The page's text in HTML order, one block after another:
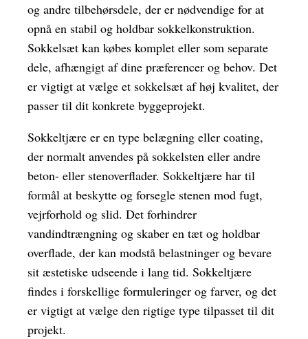
og andre tilbehørsdele, der er nødvendige for at
opnå en stabil og holdbar sokkelkonstruktion.
Sokkelsæt kan købes komplet eller som separate
dele, afhængigt af dine præferencer og behov. Det
er vigtigt at vælge et sokkelsæt af høj kvalitet, der
passer til dit konkrete byggeprojekt.
Sokkeltjære er en type belægning eller coating,
der normalt anvendes på sokkelsten eller andre
beton- eller stenoverflader. Sokkeltjære har til
formål at beskytte og forsegle stenen mod fugt,
vejrforhold og slid. Det forhindrer
vandindtrængning og skaber en tæt og holdbar
overflade, der kan modstå belastninger og bevare
sit æstetiske udseende i lang tid. Sokkeltjære
findes i forskellige formuleringer og farver, og det
er vigtigt at vælge den rigtige type tilpasset til dit
projekt.